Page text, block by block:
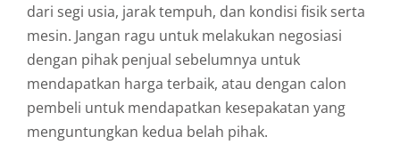
dari segi usia, jarak tempuh, dan kondisi fisik serta
mesin. Jangan ragu untuk melakukan negosiasi
dengan pihak penjual sebelumnya untuk
mendapatkan harga terbaik, atau dengan calon
pembeli untuk mendapatkan kesepakatan yang
menguntungkan kedua belah pihak.